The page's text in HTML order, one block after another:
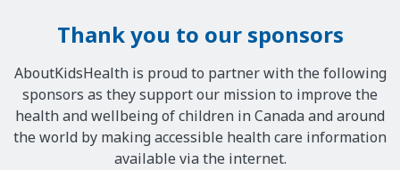
Thank you to our sponsors
AboutKidsHealth is proud to partner with the following
sponsors as they support our mission to improve the
health and wellbeing of children in Canada and around
the world by making accessible health care information
available via the internet.